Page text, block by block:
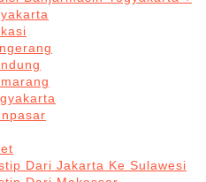
Dari Jakarta Ke Sulawesi